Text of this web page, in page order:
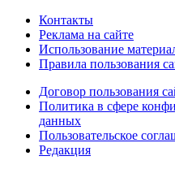
Контакты
Реклама на сайте
Использование
Правила пользования
Договор пользования
Политика в сфере
данных
Пользовательское
Редакция